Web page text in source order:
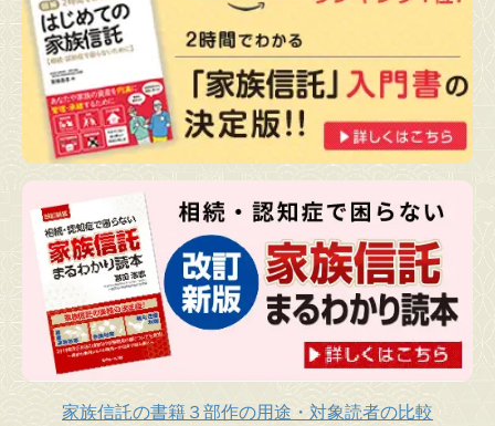
家族信託の書籍３部作の用途・対象読者の比較